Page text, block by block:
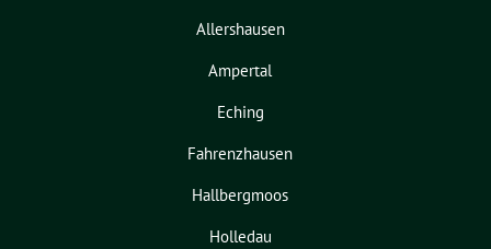
Allershausen
Ampertal
Eching
Fahrenzhausen
Hallbergmoos
Holledau